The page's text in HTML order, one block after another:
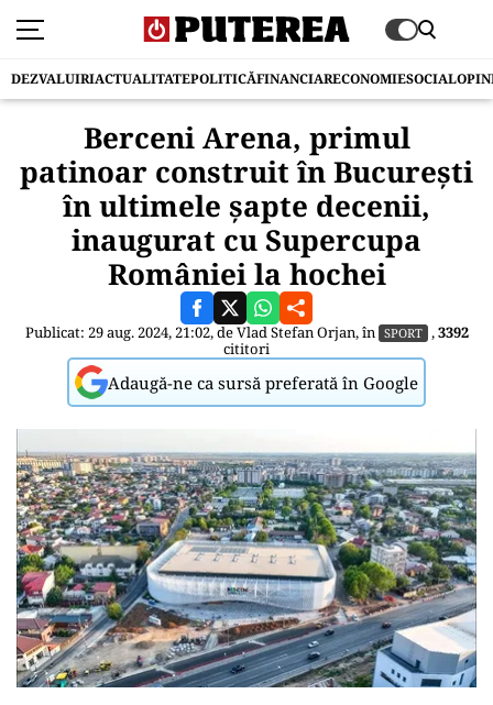
DEZVALUIRIACTUALITATEPOLITICĂFINANCIARECONOMIESOCIAL
Berceni Arena, primul
patinoar construit în București
în ultimele șapte decenii,
inaugurat cu Supercupa
României la hochei
Publicat: 29 aug. 2024, 21:02, deVlad Stefan Orjan, în SPORT ,3392
cititori
Adaugă-ne ca sursă preferată în Google